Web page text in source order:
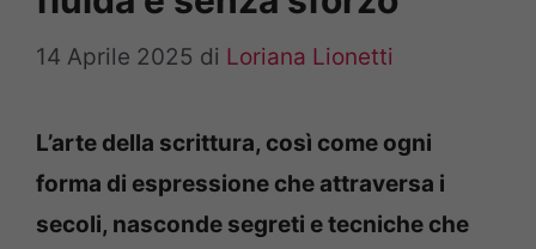
14 Aprile 2025 di Loriana Lionetti
L’arte della scrittura, così come ogni
forma di espressione che attraversa i
secoli, nasconde segreti e tecniche che